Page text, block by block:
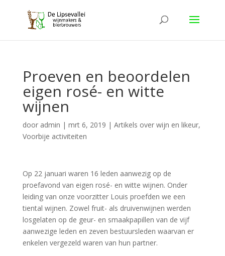
Proeven en beoordelen
eigen rosé- en witte
wijnen
door admin | mrt 6, 2019 | Artikels over wijn en likeur,
Voorbije activiteiten
Op 22 januari waren 16 leden aanwezig op de
proefavond van eigen rosé- en witte wijnen. Onder
leiding van onze voorzitter Louis proefden we een
tiental wijnen. Zowel fruit- als druivenwijnen werden
losgelaten op de geur- en smaakpapillen van de vijf
aanwezige leden en zeven bestuursleden waarvan er
enkelen vergezeld waren van hun partner.